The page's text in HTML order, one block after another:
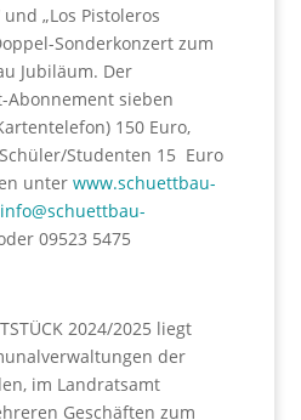
„Los Pistoleros
Sonderkonzert zum
Jubiläum. Der
Abonnement sieben
150 Euro,
Studenten 15 Euro
unter www.schuettbau-
info@schuettbau-
09523 5475
2024/2025 liegt
der
im Landratsamt
Geschäften zum